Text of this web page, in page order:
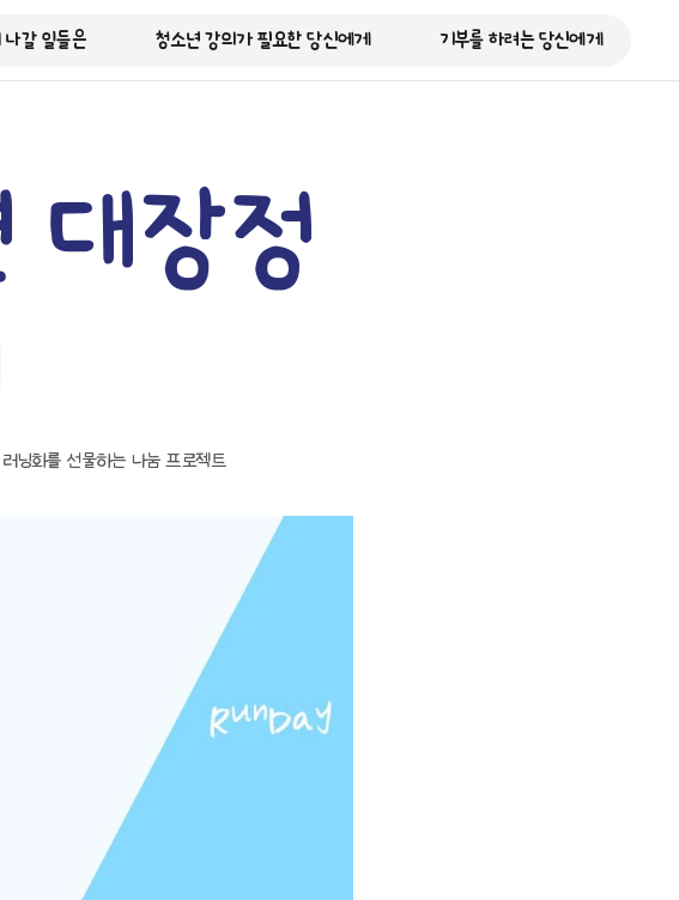
갈 일들은 청소년 강의가 필요한 당신에게 기부를 하려는 당신에게
대장정
닝화를 선물하는 나눔 프로젝트